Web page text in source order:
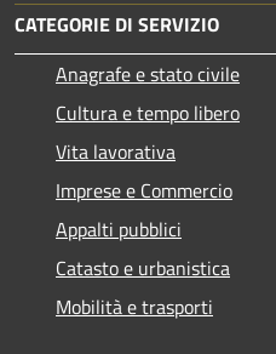
CATEGORIE DI SERVIZIO
Anagrafe e stato civile
Cultura e tempo libero
Vita lavorativa
Imprese e Commercio
Appalti pubblici
Catasto e urbanistica
Mobilità e trasporti